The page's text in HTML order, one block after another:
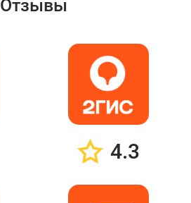
Отзывы
4.3